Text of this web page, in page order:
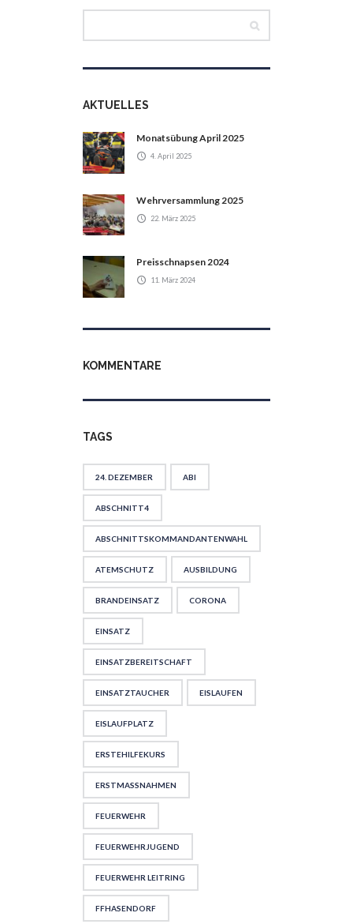
AKTUELLES
Monatsübung April 2025
4. April 2025
Wehrversammlung 2025
22. März 2025
Preisschnapsen 2024
11. März 2024
KOMMENTARE
TAGS
24. DEZEMBER ABI
ABSCHNITT4
ABSCHNITTSKOMMANDANTENWAHL
ATEMSCHUTZ AUSBILDUNG
BRANDEINSATZ CORONA
EINSATZ
EINSATZBEREITSCHAFT
EINSATZTAUCHER EISLAUFEN
EISLAUFPLATZ
ERSTEHILFEKURS
ERSTMASSNAHMEN
FEUERWEHR
FEUERWEHRJUGEND
FEUERWEHR LEITRING
FFHASENDORF